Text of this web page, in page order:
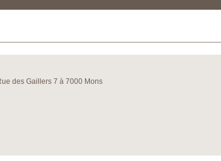
des Gaillers 7 à 7000 Mons